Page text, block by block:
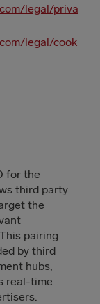
legal/priva
legal/cook
for the
third party
the
pairing
by third
hubs,
real-time